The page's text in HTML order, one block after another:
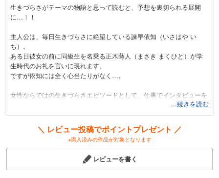
生きづらさがテーマの物語と思って読むと、予想を裏切られる展開
に…！！
主人公は、毎日生きづらさに絶望している諫早依知（いさはや い
ち）。
ある日彼女の前に同級生を名乗る正木蒔人（まさき まくひと）が学
生時代のお礼を言いに現れます。
ですが依知には全く心当たりがなく…。
女性ならではの生きづらさエピソードとして、仕事でインタビューを
した男性の映画監督と上映会で再会した際、一緒にいた蒔人が依知と
同じことを言っているにも関わらず反応が全く違っていたり、依知に
対しては服装のことしか覚えてもらっていなかったというものがあり
その他にも女性にとって“あたりまえ”となっている“生きづらさ”で依知
は少しずつダメージを負っていきます。
マイペースな蒔人に対しイライラをぶつけてしまう依知ですが、彼も
生きづらさを抱えている人だったのです。
...続きを読む
＼ レビュー投稿でポイントプレゼント ／
※購入済みの作品が対象となります
レビューを書く